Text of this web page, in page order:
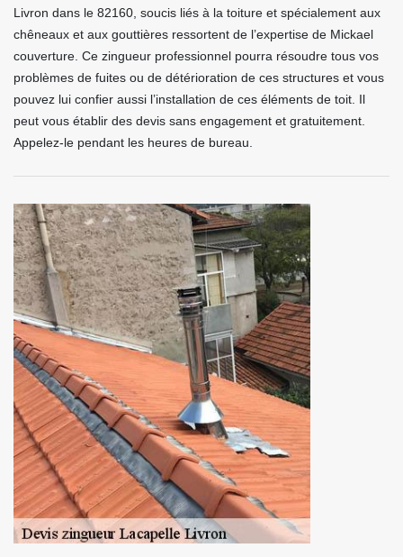
Livron dans le 82160, soucis liés à la toiture et spécialement aux
chêneaux et aux gouttières ressortent de l’expertise de Mickael
couverture. Ce zingueur professionnel pourra résoudre tous vos
problèmes de fuites ou de détérioration de ces structures et vous
pouvez lui confier aussi l’installation de ces éléments de toit. Il
peut vous établir des devis sans engagement et gratuitement.
Appelez-le pendant les heures de bureau.